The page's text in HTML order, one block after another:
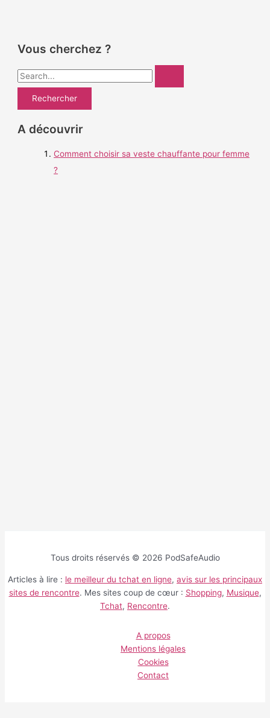
Vous cherchez ?
R
e
A découvrir
Comment choisir sa veste chauffante pour femme
?
Tous droits réservés © 2026 PodSafeAudio
Articles à lire : le meilleur du tchat en ligne, avis sur les principaux
sites de rencontre. Mes sites coup de cœur : Shopping, Musique,
Tchat, Rencontre.
A propos
Mentions légales
Cookies
Contact